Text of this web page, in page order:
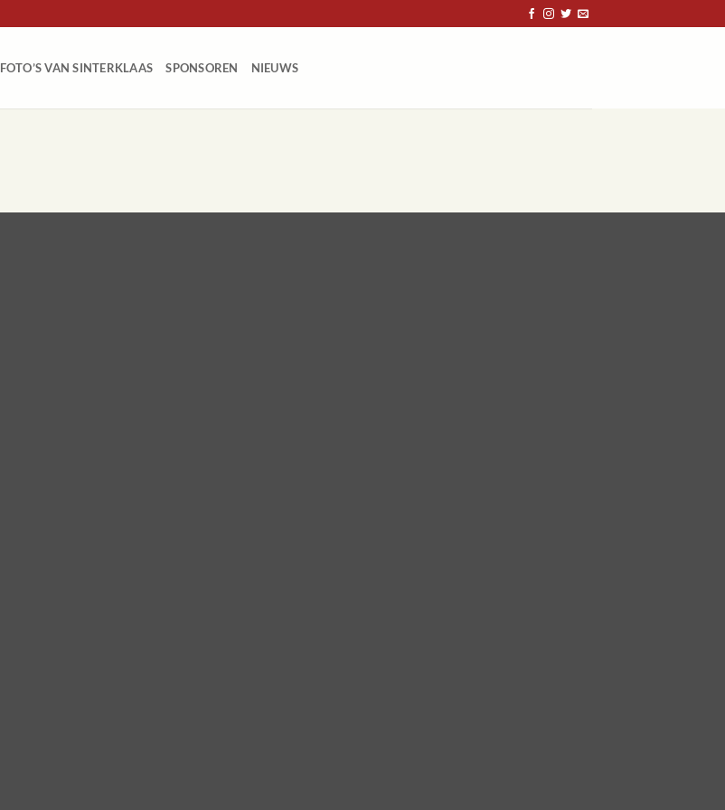
FOTO’S VAN SINTERKLAAS SPONSOREN NIEUWS